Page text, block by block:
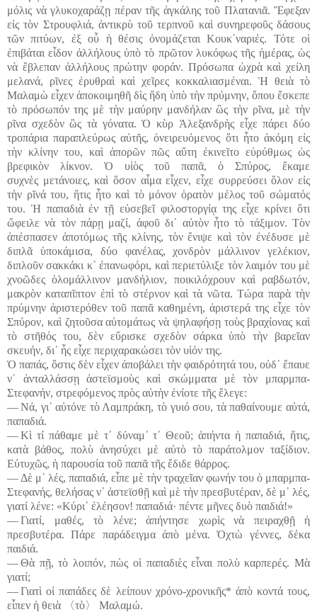
μόλις νὰ γλυκοχαράζῃ πέραν τῆς ἀγκάλης τοῦ Πλατανιᾶ. Ἔφεξαν
εἰς τὸν Στρουφλιά, ἀντικρὺ τοῦ τερπνοῦ καὶ συνηρεφοῦς δάσους
τῶν πιτύων, ἐξ οὗ ἡ θέσις ὀνομάζεται Κουκ᾽ναριές. Τότε οἱ
ἐπιβάται εἶδον ἀλλήλους ὑπὸ τὸ πρῶτον λυκόφως τῆς ἡμέρας, ὡς
νὰ ἔβλεπαν ἀλλήλους πρώτην φοράν. Πρόσωπα ὠχρὰ καὶ χείλη
μελανά, ρῖνες ἐρυθραὶ καὶ χεῖρες κοκκαλιασμέναι. Ἡ θειὰ τὸ
Μαλαμὼ εἶχεν ἀποκοιμηθῆ δὶς ἤδη ὑπὸ τὴν πρύμνην, ὅπου ἔσκεπε
τὸ πρόσωπόν της μὲ τὴν μαύρην μανδήλαν ὣς τὴν ρῖνα, μὲ τὴν
ρῖνα σχεδὸν ὣς τὰ γόνατα. Ὁ κὺρ Ἀλεξανδρὴς εἶχε πάρει δύο
τροπάρια παραπλεύρως αὐτῆς, ὀνειρευόμενος ὅτι ἦτο ἀκόμη εἰς
τὴν κλίνην του, καὶ ἀπορῶν πῶς αὕτη ἐκινεῖτο εὐρύθμως ὡς
βρεφικὸν λίκνον. Ὁ υἱὸς τοῦ παπᾶ, ὁ Σπύρος, ἔκαμε
συχνὲς μετάνοιες, καὶ ὅσον αἷμα εἶχεν, εἶχε συρρεύσει ὅλον εἰς
τὴν ρῖνά του, ἥτις ἦτο καὶ τὸ μόνον ὁρατὸν μέλος τοῦ σώματός
του. Ἡ παπαδιὰ ἐν τῇ εὐσεβεῖ φιλοστοργίᾳ της εἶχε κρίνει ὅτι
ὤφειλε νὰ τὸν πάρῃ μαζί, ἀφοῦ δι᾽ αὐτὸν ἦτο τὸ τάξιμον. Τὸν
ἀπέσπασεν ἀποτόμως τῆς κλίνης, τὸν ἔνιψε καὶ τὸν ἐνέδυσε μὲ
διπλᾶ ὑποκάμισα, δύο φανέλας, χονδρὸν μάλλινον γελέκιον,
διπλοῦν σακκάκι κ᾽ ἐπανωφόρι, καὶ περιετύλιξε τὸν λαιμόν του μὲ
χνοῶδες ὁλομάλλινον μανδήλιον, ποικιλόχρουν καὶ ραβδωτόν,
μακρὸν καταπῖπτον ἐπὶ τὸ στέρνον καὶ τὰ νῶτα. Τώρα παρὰ τὴν
πρύμνην ἀριστερόθεν τοῦ παπᾶ καθημένη, ἀριστερά της εἶχε τὸν
Σπύρον, καὶ ζητοῦσα αὐτομάτως νὰ ψηλαφήσῃ τοὺς βραχίονας καὶ
τὸ στῆθός του, δὲν εὕρισκε σχεδὸν σάρκα ὑπὸ τὴν βαρεῖαν
σκευήν, δι᾽ ἧς εἶχε περιχαρακώσει τὸν υἱόν της.
Ὁ παπάς, ὅστις δὲν εἶχεν ἀποβάλει τὴν φαιδρότητά του, οὐδ᾽ ἔπαυε
ν᾽ ἀνταλλάσσῃ ἀστεϊσμοὺς καὶ σκώμματα μὲ τὸν μπαρμπα-
Στεφανήν, στρεφόμενος πρὸς αὐτὴν ἐνίοτε τῆς ἔλεγε:
― Νά, γι᾽ αὐτόνε τὸ Λαμπράκη, τὸ γυιό σου, τὰ παθαίνουμε αὐτά,
παπαδιά.
― Κὶ τί πάθαμε μὲ τ᾽ δύναμ᾽ τ᾽ Θεοῦ; ἀπήντα ἡ παπαδιά, ἥτις,
κατὰ βάθος, πολὺ ἀνησύχει μὲ αὐτὸ τὸ παράτολμον ταξίδιον.
Εὐτυχῶς, ἡ παρουσία τοῦ παπᾶ τῆς ἔδιδε θάρρος.
― Δὲ μ᾽ λές, παπαδιά, εἶπε μὲ τὴν τραχεῖαν φωνήν του ὁ μπαρμπα-
Στεφανής, θελήσας ν᾽ ἀστεϊσθῇ καὶ μὲ τὴν πρεσβυτέραν, δὲ μ᾽ λές,
γιατί λένε: «Κύρι᾽ ἐλέησον! παπαδιά· πέντε μῆνες δυὸ παιδιά!»
― Γιατί, μαθές, τὸ λένε; ἀπήντησε χωρὶς νὰ πειραχθῇ ἡ
πρεσβυτέρα. Πάρε παράδειγμα ἀπὸ μένα. Ὀχτὼ γέννες, δέκα
παιδιά.
― Θὰ πῇ, τὸ λοιπόν, πὼς οἱ παπαδιὲς εἶναι πολὺ καρπερές. Μὰ
γιατί;
― Γιατὶ οἱ παπάδες δὲ λείπουν χρόνο-χρονικῆς* ἀπὸ κοντά τους,
εἶπεν ἡ θειὰ
〈τὸ〉
Μαλαμώ.